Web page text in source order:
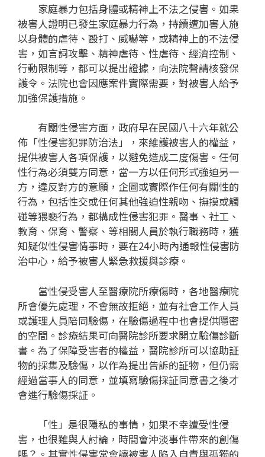
家庭暴力包括身體或精神上不法之侵害。如果
被害人證明已發生家庭暴力行為，持續遭加害人施
以身體的虐待、毆打、威嚇等，或精神上的不法侵
害，如言詞攻擊、精神虐待、性虐待、經濟控制、
行動限制等，都可以提出證據，向法院聲請核發保
護令。法院也會因應案件實際需要，對被害人給予
加強保護措施。
有關性侵害方面，政府早在民國八十六年就公
佈「性侵害犯罪防治法」，來維護被害人的權益，
提供被害人各項保護，以避免造成二度傷害。任何
性行為必須雙方同意，當一方以任何形式強迫另一
方，違反對方的意願，企圖或實際作任何有關性的
行為，包括性交或任何其他強迫性親吻、撫摸或觸
碰等猥褻行為，都構成性侵害犯罪。醫事、社工、
教育、保育、警察、等相關人員於執行職務時，獲
知疑似性侵害情事時，要在24小時內通報性侵害防
治中心，給予被害人緊急救援與診療。
當性侵受害人至醫療院所療傷時，各地醫療院
所會優先處理，不會無故拒絕，並有社會工作人員
或護理人員陪同驗傷，在驗傷過程中也會提供隱密
的空間。診療結果可向醫院診所要求開立驗傷診斷
書。為了保障受害者的權益，醫院診所可以協助証
物的採集及驗傷，以作為提出告訴的証物，但仍需
經過當事人的同意，並填寫驗傷採証同意書之後才
會進行驗傷採証。
「性」是很隱私的事情，如果不幸遭受性侵
害，也很難與人討論，時間會沖淡事件帶來的創傷
嗎？。其實性侵害常會讓被害人陷入自責與孤獨的